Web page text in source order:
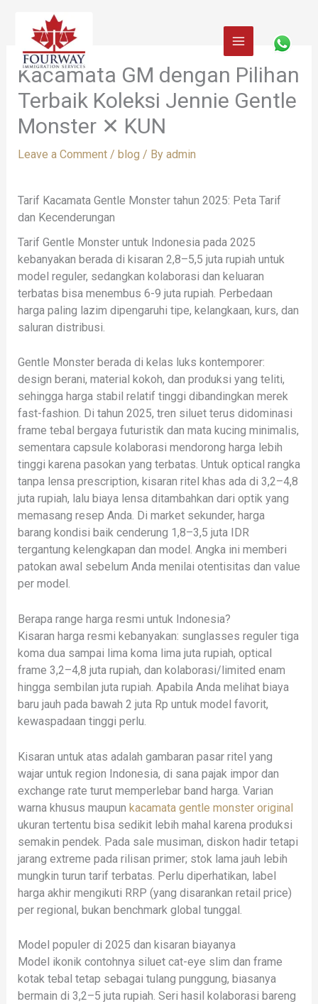
content
Kacamata GM dengan Pilihan
Terbaik Koleksi Jennie Gentle
Monster ✕ KUN
Leave a Comment / blog / By admin
Tarif Kacamata Gentle Monster tahun 2025: Peta Tarif
dan Kecenderungan
Tarif Gentle Monster untuk Indonesia pada 2025
kebanyakan berada di kisaran 2,8–5,5 juta rupiah untuk
model reguler, sedangkan kolaborasi dan keluaran
terbatas bisa menembus 6-9 juta rupiah. Perbedaan
harga paling lazim dipengaruhi tipe, kelangkaan, kurs, dan
saluran distribusi.
Gentle Monster berada di kelas luks kontemporer:
design berani, material kokoh, dan produksi yang teliti,
sehingga harga stabil relatif tinggi dibandingkan merek
fast-fashion. Di tahun 2025, tren siluet terus didominasi
frame tebal bergaya futuristik dan mata kucing minimalis,
sementara capsule kolaborasi mendorong harga lebih
tinggi karena pasokan yang terbatas. Untuk optical rangka
tanpa lensa prescription, kisaran ritel khas ada di 3,2–4,8
juta rupiah, lalu biaya lensa ditambahkan dari optik yang
memasang resep Anda. Di market sekunder, harga
barang kondisi baik cenderung 1,8–3,5 juta IDR
tergantung kelengkapan dan model. Angka ini memberi
patokan awal sebelum Anda menilai otentisitas dan value
per model.
Berapa range harga resmi untuk Indonesia?
Kisaran harga resmi kebanyakan: sunglasses reguler tiga
koma dua sampai lima koma lima juta rupiah, optical
frame 3,2–4,8 juta rupiah, dan kolaborasi/limited enam
hingga sembilan juta rupiah. Apabila Anda melihat biaya
baru jauh pada bawah 2 juta Rp untuk model favorit,
kewaspadaan tinggi perlu.
Kisaran untuk atas adalah gambaran pasar ritel yang
wajar untuk region Indonesia, di sana pajak impor dan
exchange rate turut memperlebar band harga. Varian
warna khusus maupun kacamata gentle monster original
ukuran tertentu bisa sedikit lebih mahal karena produksi
semakin pendek. Pada sale musiman, diskon hadir tetapi
jarang extreme pada rilisan primer; stok lama jauh lebih
mungkin turun tarif terbatas. Perlu diperhatikan, label
harga akhir mengikuti RRP (yang disarankan retail price)
per regional, bukan benchmark global tunggal.
Model populer di 2025 dan kisaran biayanya
Model ikonik contohnya siluet cat-eye slim dan frame
kotak tebal tetap sebagai tulang punggung, biasanya
bermain di 3,2–5 juta rupiah. Seri hasil kolaborasi bareng